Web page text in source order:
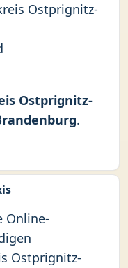
Ostprignitz-
Ostprignitz-
.
Online-
Ostprignitz-